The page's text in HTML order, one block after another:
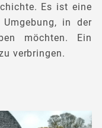
Es ist eine
in der
möchten. Ein
verbringen.